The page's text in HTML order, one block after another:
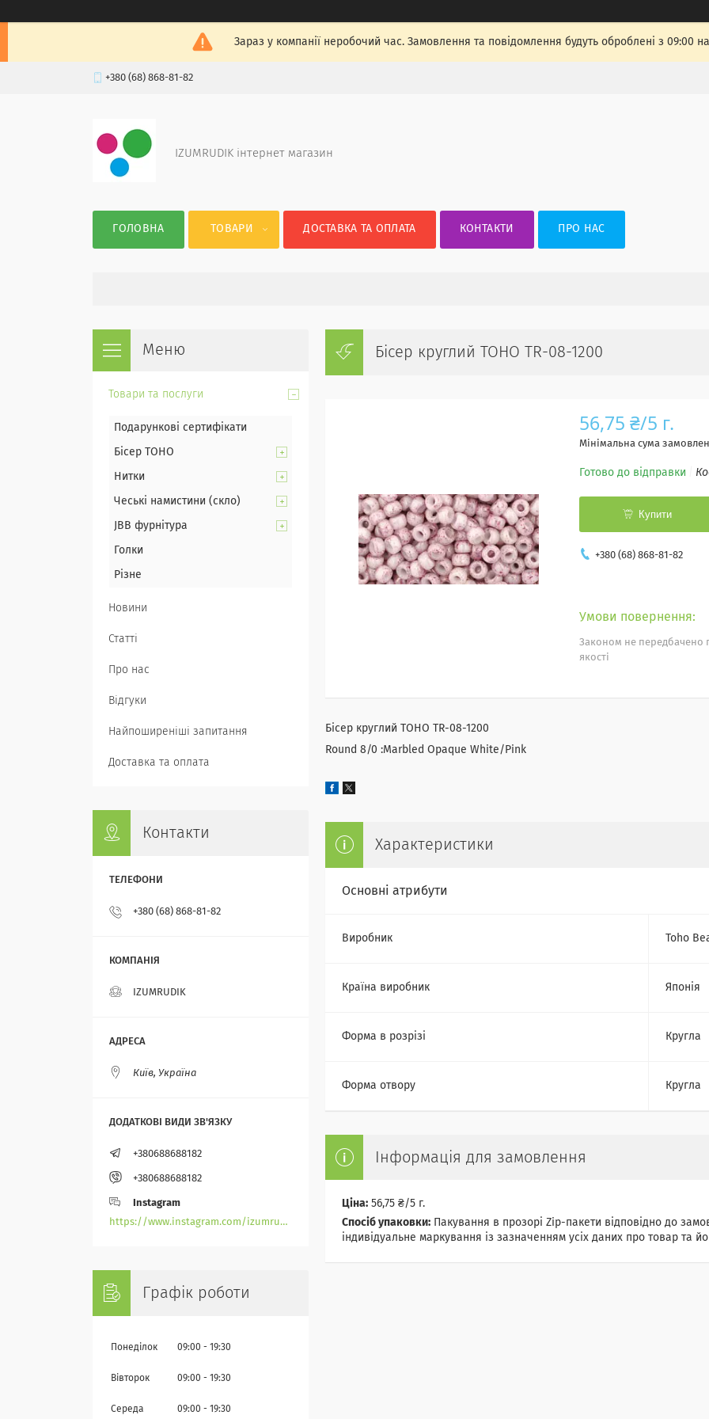
Зараз у компанії неробочий час. Замовлення та повідомлення будуть оброблені з 09:00
+380 (68) 868-81-82
IZUMRUDIK інтернет магазин
ГОЛОВНА ТОВАРИ ДОСТАВКА ТА ОПЛАТА КОНТАКТИ ПРО НАС
Бісер круглий TOHO TR-08-1200
56,75 ₴/5 г.
Мінімальна сума
Готово до відправки
Купити
+380 (68) 868-81-82
Законом не передбачено
якості
Бісер круглий TOHO TR-08-1200
Round 8/0 :Marbled Opaque White/Pink
Характеристики
Основні атрибути
Виробник Toho
Країна виробник Японія
Форма в розрізі Кругла
Форма отвору Кругла
Інформація для замовлення
Ціна: 56,75 ₴/5 г.
Спосіб упаковки: Пакування в прозорі Zip-пакети відповідно до
індивідуальне маркування із зазначенням усіх даних про товар та
Товари та послуги
Подарункові сертифікати
Бісер TOHO
Нитки
Чеські намистини (скло)
JBB фурнітура
Голки
Різне
Новини
Статті
Про нас
Відгуки
Найпоширеніші запитання
Доставка та оплата
Контакти
+380 (68) 868-81-82
IZUMRUDIK
Київ, Україна
+380688688182
+380688688182
Instagram
https://www.instagram.com/izumrudik_toho_store/
Графік роботи
Понеділок 09:00 19:30
Вівторок 09:00 19:30
Середа 09:00 19:30